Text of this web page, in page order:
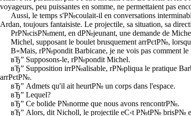
voyageurs, peu puissantes en somme, ne permettaient pas
Aussi, le temps s'Р№coulait-il en conversations
Ardan, toujours fantaisiste. Le projectile, sa situation, sa
PrР№cisР№ment, en dР№jeunant, une demande de
Michel, supposant le boulet brusquement arrРєtР№,
В«Mais, rР№pondit Barbicane, je ne vois pas comment
вЂ” Supposons-le, rР№pondit Michel.
вЂ” Supposition irrР№alisable, rР№pliqua le pratique
arrРєtР№.
вЂ” Admets qu'il ait heurtР№ un corps dans l'espace.
вЂ” Lequel?
вЂ” Ce bolide Р№norme que nous avons rencontrР№.
вЂ” Alors, dit Nicholl, le projectile eС‹t Р№tР№ brisР№